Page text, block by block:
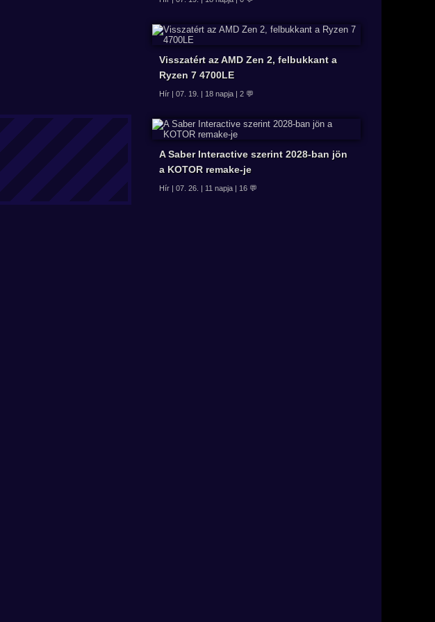
Visszatért az AMD Zen 2, felbukkant a
Ryzen 7 4700LE
Hír | 07. 19. | 18 napja | 2 💬
A Saber Interactive szerint 2028-ban jön
a KOTOR remake-je
Hír | 07. 26. | 11 napja | 16 💬